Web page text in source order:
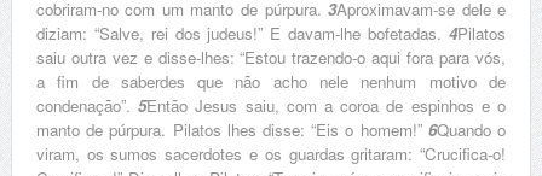
cobriram-no com um manto de púrpura. 3Aproximavam-se dele e
diziam: “Salve, rei dos judeus!” E davam-lhe bofetadas.4Pilatos
saiu outra vez e disse-lhes: “Estou trazendo-o aqui fora para vós,
a fim de saberdes que não acho nele nenhum motivo de
condenação”.5Então Jesus saiu, com a coroa de espinhos e o
manto de púrpura. Pilatos lhes disse: “Eis o homem!” 6Quando o
viram, os sumos sacerdotes e os guardas gritaram: “Crucifica-o!